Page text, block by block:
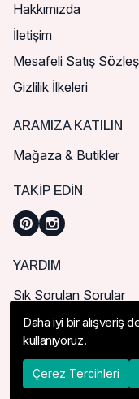
Hakkımızda
İletişim
Mesafeli Satış
Gizlilik İlkeleri
ARAMIZA KATILIN
Mağaza & Butikler
TAKIP EDIN
YARDIM
Sık Sorulan Sorular
Nasıl Sipariş
Kargo ve Teslimat
İade, İptal ve Değişim
Daha iyi bir alışveriş
kullanıyoruz.
Çerez Tercihleri